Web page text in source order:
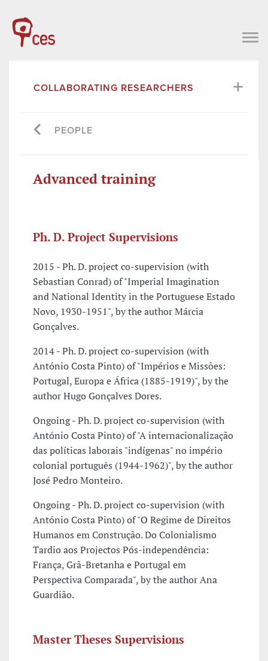
COLLABORATING RESEARCHERS
PEOPLE
Advanced training
Ph. D. Project Supervisions
2015 - Ph. D. project co-supervision (with
Sebastian Conrad) of "Imperial Imagination
and National Identity in the Portuguese Estado
Novo, 1930-1951", by the author Márcia
Gonçalves.
2014 - Ph. D. project co-supervision (with
António Costa Pinto) of "Impérios e Missões:
Portugal, Europa e África (1885-1919)", by the
author Hugo Gonçalves Dores.
Ongoing - Ph. D. project co-supervision (with
António Costa Pinto) of "A internacionalização
das políticas laborais "indígenas" no império
colonial português (1944-1962)", by the author
José Pedro Monteiro.
Ongoing - Ph. D. project co-supervision (with
António Costa Pinto) of "O Regime de Direitos
Humanos em Construção. Do Colonialismo
Tardio aos Projectos Pós-independência:
França, Grã-Bretanha e Portugal em
Perspectiva Comparada", by the author Ana
Guardião.
Master Theses Supervisions